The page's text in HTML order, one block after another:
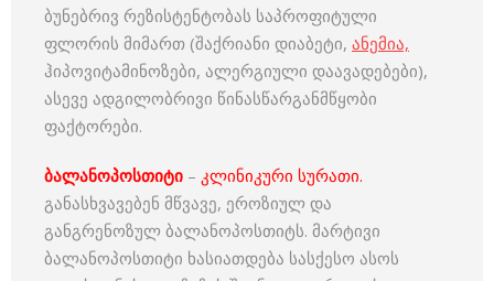
ბუნებრივ რეზისტენტობას საპროფიტული
ფლორის მიმართ (შაქრიანი დიაბეტი, ანემია,
ჰიპოვიტამინოზები, ალერგიული დაავადებები),
ასევე ადგილობრივი წინასწარგანმწყობი
ფაქტორები.
ბალანოპოსთიტი – კლინიკური სურათი.
განასხვავებენ მწვავე, ეროზიულ და
განგრენოზულ ბალანოპოსთიტს. მარტივი
ბალანოპოსთიტი ხასიათდება სასქესო ასოს